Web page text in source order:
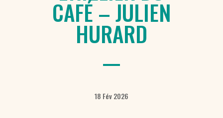
CAFÉ – JULIEN
HURARD
18 Fév 2026